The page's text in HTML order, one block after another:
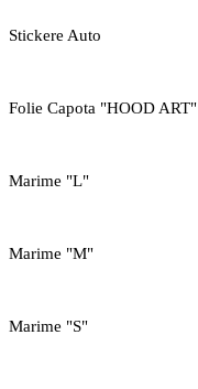
Stickere Auto
Folie Capota "HOOD ART"
Marime "L"
Marime "M"
Marime "S"